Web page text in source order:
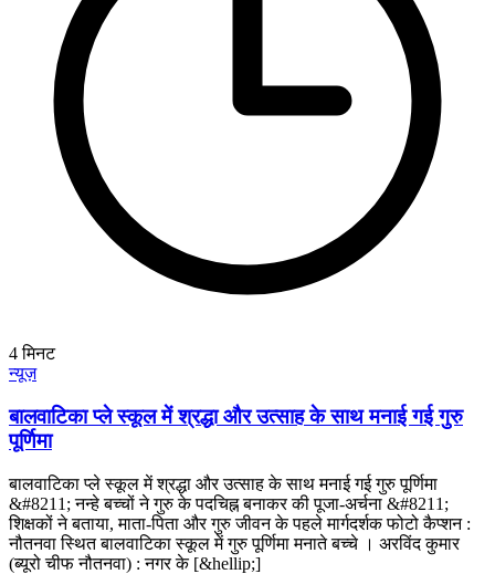
4मिनट
न्यूज़
बालवाटिका प्ले स्कूल में श्रद्धा और उत्साह के साथ मनाई गई गुरु
पूर्णिमा
बालवाटिका प्ले स्कूल में श्रद्धा और उत्साह के साथ मनाई गई गुरु पूर्णिमा
&#8211; नन्हे बच्चों ने गुरु के पदचिह्न बनाकर की पूजा-अर्चना &#8211;
शिक्षकों ने बताया, माता-पिता और गुरु जीवन के पहले मार्गदर्शक फोटो कैप्शन :
नौतनवा स्थित बालवाटिका स्कूल में गुरु पूर्णिमा मनाते बच्चे । अरविंद कुमार
(ब्यूरो चीफ नौतनवा) : नगर के [&hellip;]